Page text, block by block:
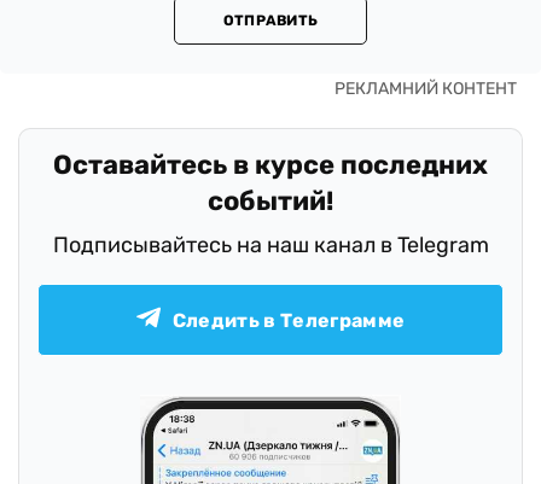
ОТПРАВИТЬ
Оставайтесь в курсе последних
событий!
Подписывайтесь на наш канал в Telegram
Следить в Телеграмме